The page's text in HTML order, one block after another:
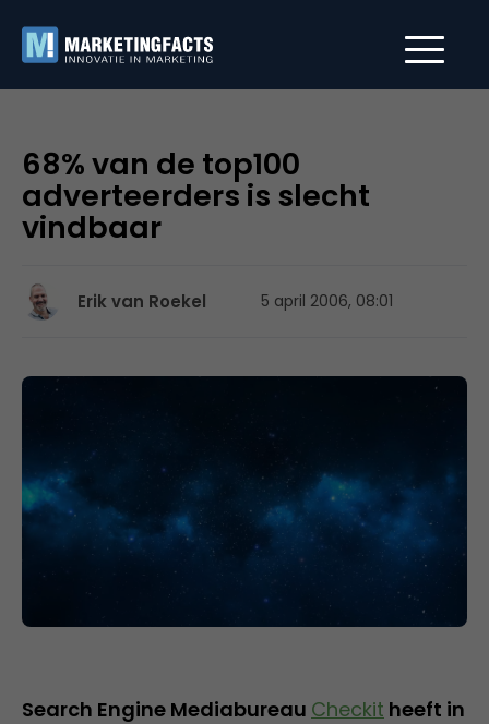
68% van de top100
adverteerders is slecht
vindbaar
Erik van Roekel 5 april 2006, 08:01
Search Engine Mediabureau Checkit heeft in